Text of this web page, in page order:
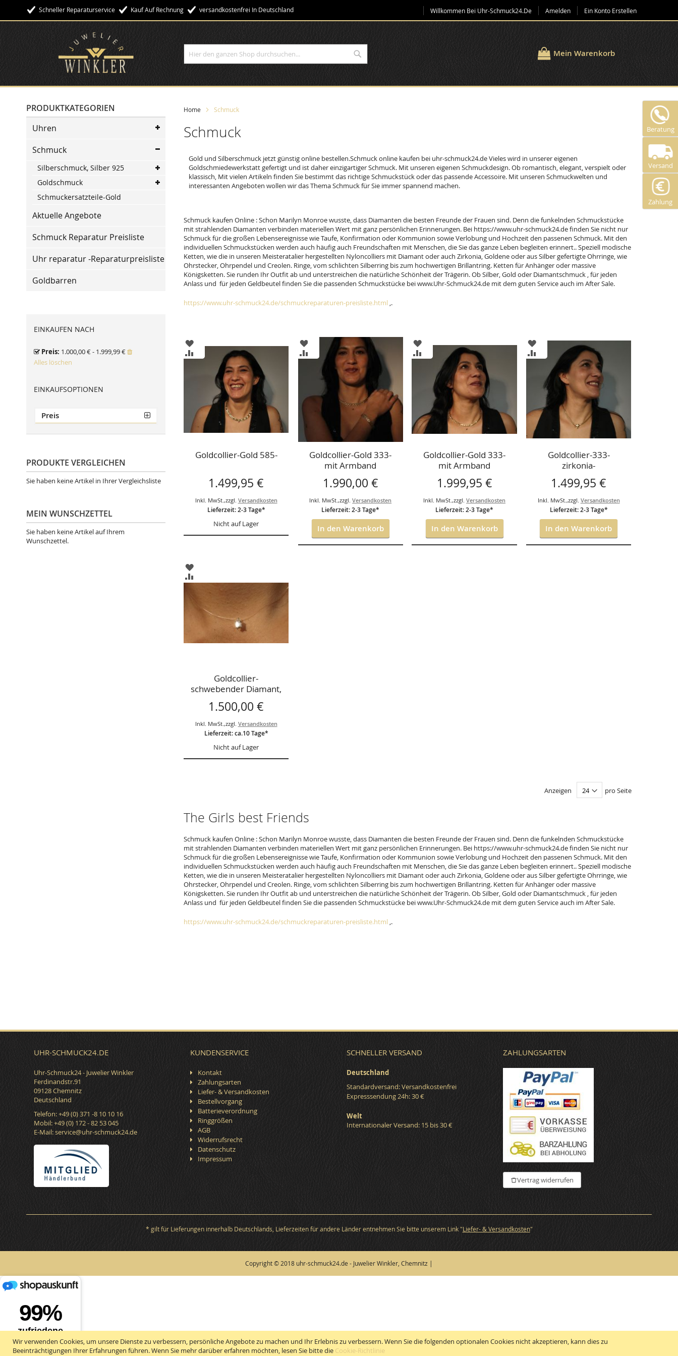
Schneller Reparaturservice Kauf Auf Rechnung Versandkostenfrei In Deutschland
zum
Willkommen Bei Uhr-Schmuck24.de Amelden Ein Konto Erstellen
Mein Warenkorb
Home Schmuck
Schmuck
Gold und Silberschmuck jetzt günstig online bestellen.Schmuck online kaufen bei uhr-schmuck24.de Vieles wird in unserer eigenen
Goldschmiedewerkstatt gefertigt und ist daher einzigartiger Schmuck. Mit unseren eigenen Schmuckdesign. Ob romantisch, elegant, verspielt oder
klassisch, Mit vielen Artikeln finden Sie bestimmt das richtige Schmuckstück oder das passende Accessoire. Mit unseren Schmuckwelten und
interessanten Angeboten wollen wir das Thema Schmuck für Sie immer spannend machen.
Schmuck kaufen Online : Schon Marilyn Monroe wusste, dass Diamanten die besten Freunde der Frauen sind. Denn die funkelnden Schmuckstücke
mit strahlenden Diamanten verbinden materiellen Wert mit ganz persönlichen Erinnerungen. Bei https://www.uhr-schmuck24.de finden Sie nicht nur
Schmuck für die großen Lebensereignisse wie Taufe, Konfirmation oder Kommunion sowie Verlobung und Hochzeit den passenen Schmuck. Mit den
individuellen Schmuckstücken werden auch häufig auch Freundschaften mit Menschen, die Sie das ganze Leben begleiten erinnert.. Speziell modische
Ketten, wie die in unseren Meisteratalier hergestellten Nyloncolliers mit Diamant oder auch Zirkonia, Goldene oder aus Silber gefertigte Ohrringe, wie
Ohrstecker, Ohrpendel und Creolen. Ringe, vom schlichten Silberring bis zum hochwertigen Brillantring. Ketten für Anhänger oder massive
Königsketten. Sie runden Ihr Outfit ab und unterstreichen die natürliche Schönheit der Trägerin. Ob Silber, Gold oder Diamantschmuck , für jeden
Anlass und für jeden Geldbeutel finden Sie die passenden Schmuckstücke bei www.Uhr-Schmuck24.de mit dem guten Service auch im After Sale.
https://www.uhr-schmuck24.de/schmuckreparaturen-preisliste.html ,.
ZUR
WUNSCHLISTE
HINZUFÜGEN
ZUR
VERGLEICHSLISTE
HINZUFÜGEN
Goldcollier-Gold 585-
1.499,95 €
Inkl. MwSt.,zzgl. Versandkosten
Lieferzeit: 2-3 Tage*
Nicht auf Lager
ZUR
WUNSCHLISTE
HINZUFÜGEN
ZUR
VERGLEICHSLISTE
HINZUFÜGEN
Goldcollier-Gold 333-
mit Armband
1.990,00 €
Inkl. MwSt.,zzgl.Versandkosten
Lieferzeit: 2-3 Tage*
In den Warenkorb
ZUR
WUNSCHLISTE
HINZUFÜGEN
VERGLEICHSLISTE
HINZUFÜGEN
Goldcollier-Gold 333-
mit Armband
1.999,95 €
Inkl. MwSt.,zzgl.Versandkosten
Lieferzeit: 2-3 Tage*
In den Warenkorb
ZUR
WUNSCHLISTE
HINZUFÜGEN
ZUR
VERGLEICHSLISTE
HINZUFÜGEN
Goldcollier-333-
zirkonia-
1.499,95 €
Inkl. MwSt.,zzgl. Versandkosten
Lieferzeit: 2-3 Tage*
In den Warenkorb
ZUR
WUNSCHLISTE
HINZUFÜGEN
ZUR
VERGLEICHSLISTE
HINZUFÜGEN
Goldcollier-
schwebender Diamant,
Sonderanfertigung, auf
Anfrage, Bagette-
Diamant
1.500,00 €
Inkl. MwSt.,zzgl. Versandkosten
Lieferzeit: ca.10 Tage*
Nicht auf Lager
Anzeigen pro Seite
The Girls best Friends
Schmuck kaufen Online : Schon Marilyn Monroe wusste, dass Diamanten die besten Freunde der Frauen sind. Denn die funkelnden Schmuckstücke
mit strahlenden Diamanten verbinden materiellen Wert mit ganz persönlichen Erinnerungen. Bei https://www.uhr-schmuck24.de finden Sie nicht nur
Schmuck für die großen Lebensereignisse wie Taufe, Konfirmation oder Kommunion sowie Verlobung und Hochzeit den passenen Schmuck. Mit den
individuellen Schmuckstücken werden auch häufig auch Freundschaften mit Menschen, die Sie das ganze Leben begleiten erinnert.. Speziell modische
Ketten, wie die in unseren Meisteratalier hergestellten Nyloncolliers mit Diamant oder auch Zirkonia, Goldene oder aus Silber gefertigte Ohrringe, wie
Ohrstecker, Ohrpendel und Creolen. Ringe, vom schlichten Silberring bis zum hochwertigen Brillantring. Ketten für Anhänger oder massive
Königsketten. Sie runden Ihr Outfit ab und unterstreichen die natürliche Schönheit der Trägerin. Ob Silber, Gold oder Diamantschmuck , für jeden
Anlass und für jeden Geldbeutel finden Sie die passenden Schmuckstücke bei www.Uhr-Schmuck24.de mit dem guten Service auch im After Sale.
https://www.uhr-schmuck24.de/schmuckreparaturen-preisliste.html ,.
PRODUKTKATEGORIEN
Uhren
Schmuck
Silberschmuck, Silber 925
Goldschmuck
Schmuckersatzteile-Gold
Aktuelle Angebote
Schmuck Reparatur Preisliste
Uhr reparatur -Reparaturpreisliste
Goldbarren
EINKAUFEN NACH
Preis 1.000,00 € - 1.999,99 €
Alles löschen
EINKAUFSOPTIONEN
Preis
PRODUKTE VERGLEICHEN
Sie haben keine Artikel in Ihrer Vergleichsliste
MEIN WUNSCHZETTEL
Sie haben keine Artikel auf Ihrem
Wunschzettel.
UHR-SCHMUCK24.DE
Uhr-Schmuck24 - Juwelier Winkler
Ferdinandstr.91
09128 Chemnitz
Deutschland
Telefon: +49 (0) 371 -8 10 10 16
Mobil: +49 (0) 172 - 82 53 045
E-Mail:service@uhr-schmuck24.de
KUNDENSERVICE
Kontakt
Zahlungsarten
Liefer- & Versandkosten
Bestellvorgang
Batterieverordnung
Ringgrößen
AGB
Widerrufsrecht
Datenschutz
Impressum
SCHNELLER VERSAND
Deutschland
Standardversand: Versandkostenfrei
Expresssendung 24h: 30 €
Welt
Internationaler Versand: 15 bis 30 €
ZAHLUNGSARTEN
Vertrag widerrufen
Beratung
Versand
Zahlung
* gilt für Lieferungen innerhalb Deutschlands, Lieferzeiten für andere Länder entnehmen Sie bitte unserem Link "Liefer- & Versandkosten"
Copyright © 2018 uhr-schmuck24.de - Juwelier Winkler, Chemnitz |
Wir verwenden Cookies, um unsere Dienste zu verbessern, persönliche Angebote zu machen und Ihr Erlebnis zu verbessern. Wenn Sie die folgenden optionalen Cookies nicht akzeptieren, kann dies zu
Beeinträchtigungen Ihrer Erfahrungen führen. Wenn Sie mehr darüber erfahren möchten, lesen Sie bitte die Cookie-Richtlinie